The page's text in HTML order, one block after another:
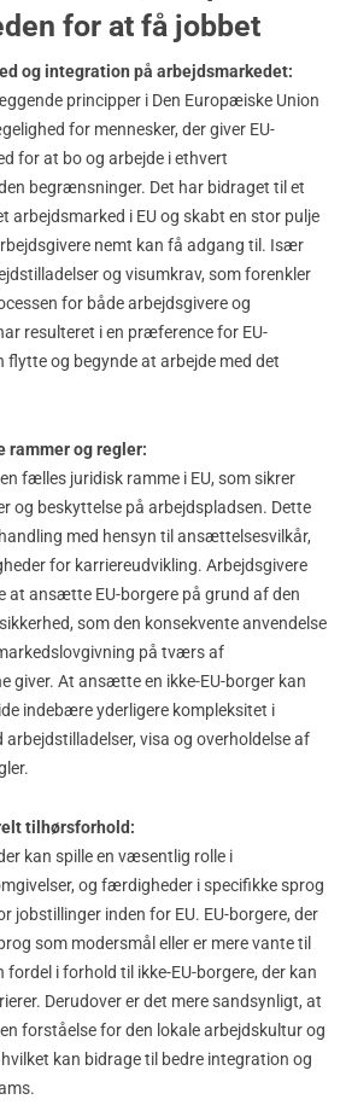
for at få jobbet
og integration på arbejdsmarkedet:
principper i Den Europæiske Union
for mennesker, der giver EU-
for at bo og arbejde i ethvert
begrænsninger. Det har bidraget til et
arbejdsmarked i EU og skabt en stor pulje
nemt kan få adgang til. Især
og visumkrav, som forenkler
for både arbejdsgivere og
resulteret i en præference for EU-
flytte og begynde at arbejde med det
rammer og regler:
fælles juridisk ramme i EU, som sikrer
og beskyttelse på arbejdspladsen. Dette
med hensyn til ansættelsesvilkår,
for karriereudvikling. Arbejdsgivere
ansætte EU-borgere på grund af den
som den konsekvente anvendelse
på tværs af
giver. At ansætte en ikke-EU-borger kan
indebære yderligere kompleksitet i
arbejdstilladelser, visa og overholdelse af
tilhørsforhold:
kan spille en væsentlig rolle i
og færdigheder i specifikke sprog
jobstillinger inden for EU. EU-borgere, der
som modersmål eller er mere vante til
fordel i forhold til ikke-EU-borgere, der kan
Derudover er det mere sandsynligt, at
forståelse for den lokale arbejdskultur og
kan bidrage til bedre integration og